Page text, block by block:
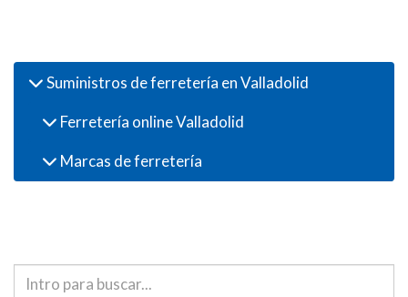
Suministros de ferretería en Valladolid
Ferretería online Valladolid
Marcas de ferretería